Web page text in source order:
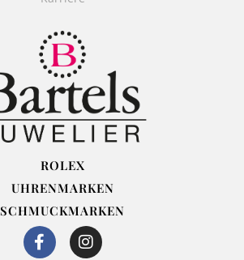
ROLEX
UHRENMARKEN
SCHMUCKMARKEN
F
a
I
n